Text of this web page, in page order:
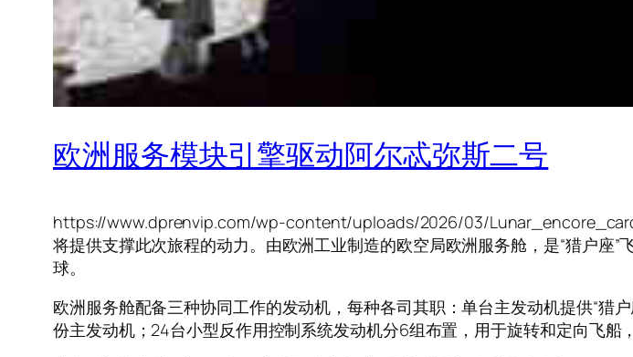
欧洲服务模块引擎驱动阿尔忒弥斯二号
https://www.dprenvip.com/wp-content/uploads/2026/03/
将提供支撑此次旅程的动力。由欧洲工业制造的欧空局欧洲服务舱，是“猎户座
球。
欧洲服务舱配备三种协同工作的发动机，每种各司其职：单台主发动机提供“猎
份主发动机；24台小型反作用控制系统发动机分6组布置，用于旋转和定向飞船